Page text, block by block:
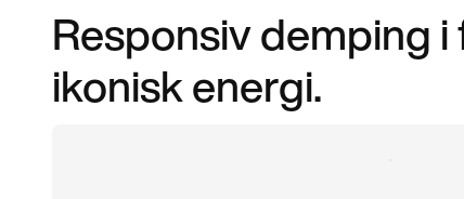
Responsiv demping
ikonisk energi.